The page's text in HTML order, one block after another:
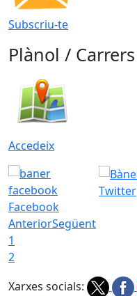
Subscriu-te
Plànol / Carrers
Accedeix
Facebook
Twitter
AnteriorSegüent
1
2
Xarxes socials: